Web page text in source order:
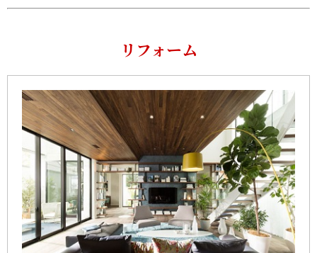
リフォーム